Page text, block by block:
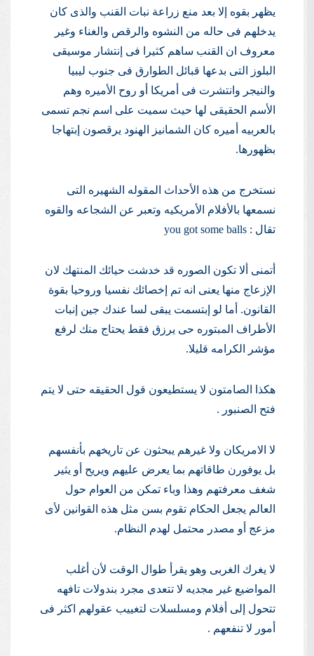
يظهر بقوه إلا بعد منع زراعة نبات القنب والذى كان
يدخلهم فى حاله من النشوه والرقص والغناء وغير
معروف ان القنب ساهم كثيرا فى إنتشار موسيقى
البلوز التى بدعها قبائل الطوارق فى جنوب ليبيا
والنيجر وانتشرت فى أمريكا أو روح الأميره وهم
الأسم الحقيقى لها حيث سميت على اسم نجم تسمى
بالعربيه أميره كان الشمانيز الهنود يرقصون إبتهاجا
بظهورها.
نستخرج من هذه الأحداث المقوله الشهيره التى
نسمعها بالأفلام الأمريكيه وتعبر عن الشجاعه والقوه
تقال : you got some balls
أتمنى ألا تكون الصوره قد خدشت حيائك المنتهك لان
الإزعاج منها يعنى انه تم إخصائك نفسيا وروحيا بقوة
القانون. أما لو إبتسمت يبقى لسا عندك جين إنبات
الأطراف المبتوره حى يرزق فقط يحتاج منك لرفع
مؤشر الكرامه قليلا.
هكذا الصامتون لا يستطيعون قول الحقيقه حتى لا يتم
فتح الصنبور .
لا الامريكان ولا غيرهم يبحثون عن تاريخهم بأنفسهم
بل يوفورن طاقاتهم بما يعرض عليهم ويريح أو يثير
شغف معرفتهم وهذا وباء تمكن من العوام حول
العالم يجعل الحكام تقوم بسن مثل هذه القوانين لأى
مزعج أو مصدر محتمل لهدم النظام.
لا يغرك الغربى وهو يقرأ طوال الوقت لأن أغلب
المواضيع غير مجديه لا تتعدى مجرد بندولات تافهه
تتحول إلى أفلام ومسلسلات لتغييب عقولهم اكثر فى
أمور لا تنفعهم .